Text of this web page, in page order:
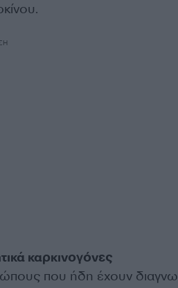
καρκινογόνες
που ήδη έχουν